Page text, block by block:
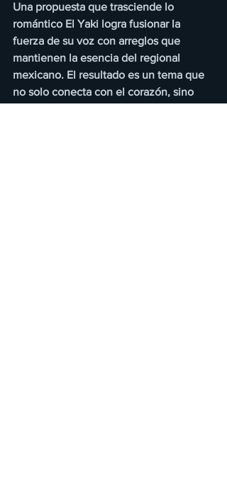
Una propuesta que trasciende lo
romántico El Yaki logra fusionar la
fuerza de su voz con arreglos que
mantienen la esencia del regional
mexicano. El resultado es un tema que
no solo conecta con el corazón, sino